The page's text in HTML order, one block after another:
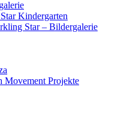
Kindergarten
Star – Bildergalerie
Movement Projekte